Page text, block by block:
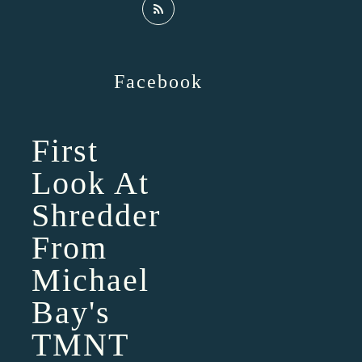
Facebook
First
Look At
Shredder
From
Michael
Bay's
TMNT